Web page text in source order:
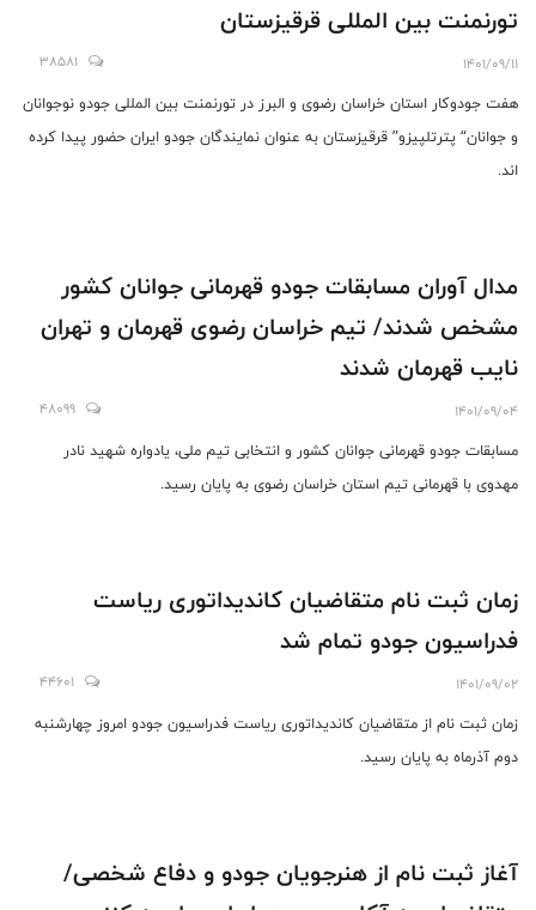
تورنمنت بین المللی قرقیزستان
1401/09/11
38581
هفت جودوکار استان خراسان رضوی و البرز در تورنمنت بین المللی جودو نوجوانان
و جوانان“ پترتلپیزو” قرقیزستان به عنوان نمایندگان جودو ایران حضور پیدا کرده
اند.
مدال آوران مسابقات جودو قهرمانی جوانان کشور
مشخص شدند/ تیم خراسان رضوی قهرمان و تهران
نایب قهرمان شدند
1401/09/04
48099
مسابقات جودو قهرمانی جوانان کشور و انتخابی تیم ملی، یادواره شهید نادر
مهدوی با قهرمانی تیم استان خراسان رضوی به پایان رسید.
زمان ثبت نام متقاضیان کاندیداتوری ریاست
فدراسیون جودو تمام شد
1401/09/02
44601
زمان ثبت نام از متقاضیان کاندیداتوری ریاست فدراسیون جودو امروز چهارشنبه
دوم آذرماه به پایان رسید.
آغاز ثبت نام از هنرجویان جودو و دفاع شخصی/